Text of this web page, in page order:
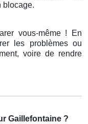
blocage.
vous-même ! En
les problèmes ou
voire de rendre
Gaillefontaine ?